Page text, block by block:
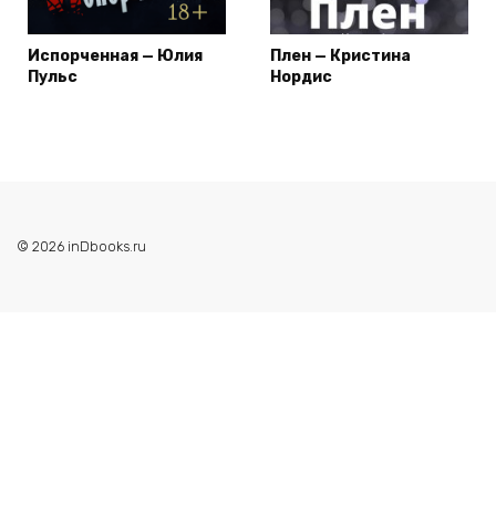
Испорченная — Юлия
Пульс
Плен — Кристина
Нордис
© 2026 inDbooks.ru